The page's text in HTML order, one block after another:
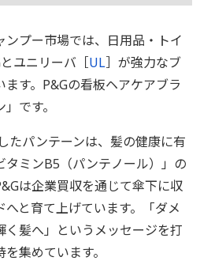
プー市場では、日用品・トイ
ユニリーバ［UL］が強力なブ
す。P&Gの看板ヘアケアブラ
です。
たパンテーンは、髪の健康に有
ミンB5（パンテノール）」の
は企業買収を通じて傘下に収
と育て上げています。「ダメ
髪へ」というメッセージを打
集めています。